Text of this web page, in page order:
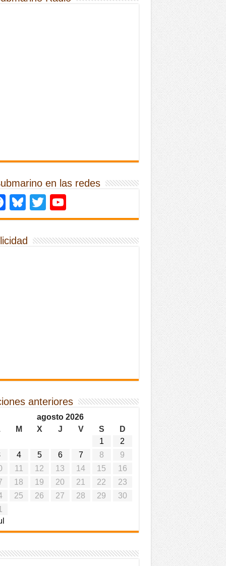
en las redes
Facebook
Bluesky
Twitter
anteriores
agosto 2026
M X J V S
D
1
2
4 5 6 7 8
9
11 12 13 14 15
16
18 19 20 21 22
23
25 26 27 28 29
30